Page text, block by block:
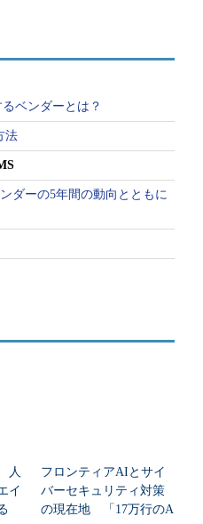
ベンダーとは？
法
ダーの5年間の動向とともに
人
イ
フロンティアAIとサイ
バーセキュリティ対策
の現在地 「17万行のA